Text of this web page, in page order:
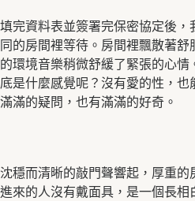
填完資料表並簽署完保密協定後，
同的房間裡等待。房間裡飄散著
的環境音樂稍微舒緩了緊張的心情
底是什麼感覺呢？沒有愛的性，也
滿滿的疑問，也有滿滿的好奇。
沈穩而清晰的敲門聲響起，厚重的
進來的人沒有戴面具，是一個長相